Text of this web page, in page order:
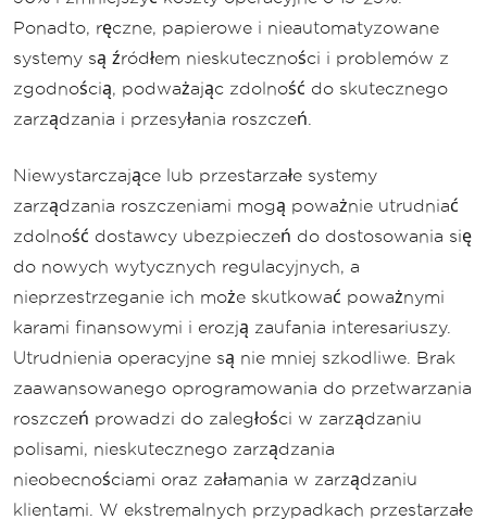
Ponadto, ręczne, papierowe i nieautomatyzowane
systemy są źródłem nieskuteczności i problemów z
zgodnością, podważając zdolność do skutecznego
zarządzania i przesyłania roszczeń.
Niewystarczające lub przestarzałe systemy
zarządzania roszczeniami mogą poważnie utrudniać
zdolność dostawcy ubezpieczeń do dostosowania się
do nowych wytycznych regulacyjnych, a
nieprzestrzeganie ich może skutkować poważnymi
karami finansowymi i erozją zaufania interesariuszy.
Utrudnienia operacyjne są nie mniej szkodliwe. Brak
zaawansowanego oprogramowania do przetwarzania
roszczeń prowadzi do zaległości w zarządzaniu
polisami, nieskutecznego zarządzania
nieobecnościami oraz załamania w zarządzaniu
klientami. W ekstremalnych przypadkach przestarzałe